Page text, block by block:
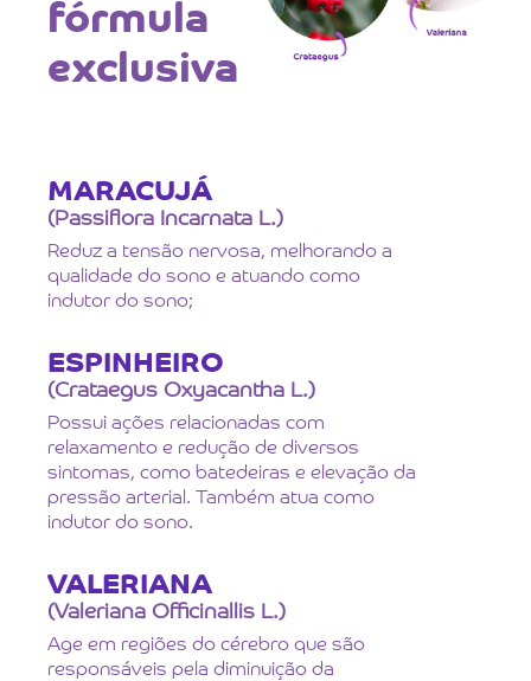
fórmula
exclusiva
MARACUJÁ
(Passiflora Incarnata L.)
Reduz a tensão nervosa, melhorando a
qualidade do sono e atuando como
indutor do sono;
ESPINHEIRO
(Crataegus Oxyacantha L.)
Possui ações relacionadas com
relaxamento e redução de diversos
sintomas, como batedeiras e elevação da
pressão arterial. Também atua como
indutor do sono.
VALERIANA
(Valeriana Officinallis L.)
Age em regiões do cérebro que são
responsáveis pela diminuição da